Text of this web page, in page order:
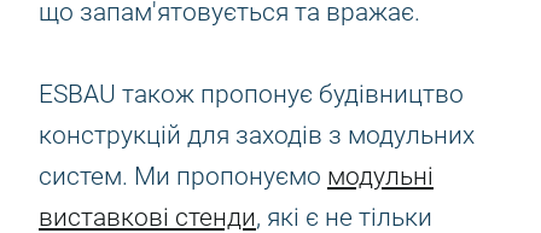
що запам'ятовується та вражає.
ESBAU також пропонує будівництво
конструкцій для заходів з модульних
систем. Ми пропонуємо модульні
виставкові стенди, які є не тільки